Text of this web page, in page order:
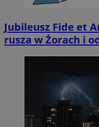
Jubileusz Fide et
rusza w Żorach i